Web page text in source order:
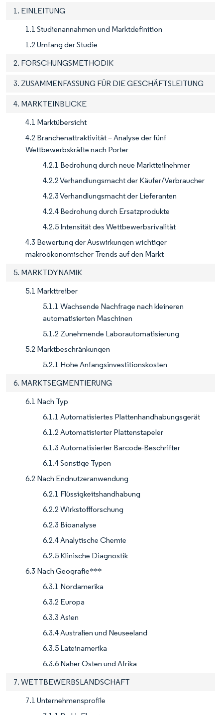
1. EINLEITUNG
1.1 Studienannahmen und Marktdefinition
1.2 Umfang der Studie
2. FORSCHUNGSMETHODIK
3. ZUSAMMENFASSUNG FÜR DIE GESCHÄFTSLEITUNG
4. MARKTEINBLICKE
4.1 Marktübersicht
4.2 Branchenattraktivität – Analyse der fünf
Wettbewerbskräfte nach Porter
4.2.1 Bedrohung durch neue Marktteilnehmer
4.2.2 Verhandlungsmacht der Käufer/Verbraucher
4.2.3 Verhandlungsmacht der Lieferanten
4.2.4 Bedrohung durch Ersatzprodukte
4.2.5 Intensität des Wettbewerbsrivalität
4.3 Bewertung der Auswirkungen wichtiger
makroökonomischer Trends auf den Markt
5. MARKTDYNAMIK
5.1 Markttreiber
5.1.1 Wachsende Nachfrage nach kleineren
automatisierten Maschinen
5.1.2 Zunehmende Laborautomatisierung
5.2 Marktbeschränkungen
5.2.1 Hohe Anfangsinvestitionskosten
6. MARKTSEGMENTIERUNG
6.1 Nach Typ
6.1.1 Automatisiertes Plattenhandhabungsgerät
6.1.2 Automatisierter Plattenstapeler
6.1.3 Automatisierter Barcode-Beschrifter
6.1.4 Sonstige Typen
6.2 Nach Endnutzeranwendung
6.2.1 Flüssigkeitshandhabung
6.2.2 Wirkstoffforschung
6.2.3 Bioanalyse
6.2.4 Analytische Chemie
6.2.5 Klinische Diagnostik
6.3 Nach Geografie***
6.3.1 Nordamerika
6.3.2 Europa
6.3.3 Asien
6.3.4 Australien und Neuseeland
6.3.5 Lateinamerika
6.3.6 Naher Osten und Afrika
7. WETTBEWERBSLANDSCHAFT
7.1 Unternehmensprofile